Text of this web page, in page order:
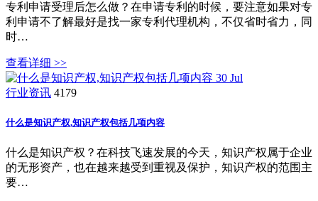
专利申请受理后怎么做？在申请专利的时候，要注意如果对专
利申请不了解最好是找一家专利代理机构，不仅省时省力，同
时…
查看详细 >>
30 Jul
行业资讯 4179
什么是知识产权,知识产权包括几项内容
什么是知识产权？在科技飞速发展的今天，知识产权属于企业
的无形资产，也在越来越受到重视及保护，知识产权的范围主
要…